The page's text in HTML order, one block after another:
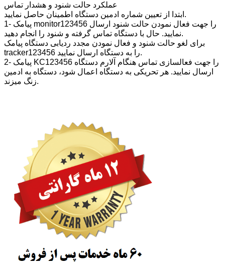
عملکرد حالت شنود و هشدار تماس
ابتدا از تعیین شماره ادمین دستگاه اطمینان حاصل نمایید.
1- پیامک monitor123456 را جهت فعال نمودن حالت شنود ارسال
نمایید. حال با دستگاه تماس گرفته و شنود را انجام دهید.
برای لغو حالت شنود و فعال نمودن مجدد ردیابی دستگاه پیامک
tracker123456 را به دستگاه ارسال نمایید.
2- پیامک KC123456 را جهت فعالسازی تماس هنگام آلارم دستگاه
ارسال نمایید. هر تحریکی به دستگاه اعمال شود، دستگاه به ادمین
زنگ میزند.